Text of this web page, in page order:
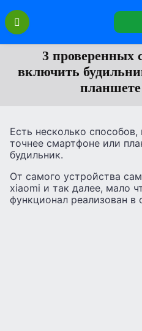
Перейти
содержанию3 проверенных
включить
Есть несколько
точнее смартфоне или
будильник.
От самого устройства
xiaomi и так далее, мало
функционал реализован